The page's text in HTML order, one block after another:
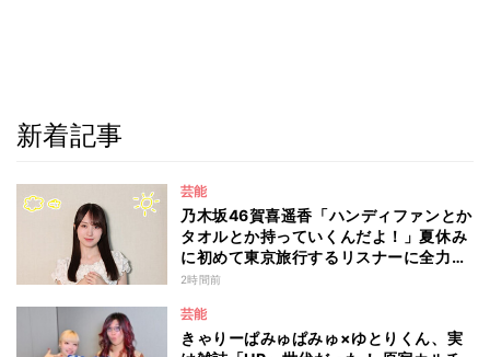
新着記事
芸能
乃木坂46賀喜遥香「ハンディファンとか
タオルとか持っていくんだよ！」夏休み
に初めて東京旅行するリスナーに全力ア
ドバイス！
2時間前
芸能
きゃりーぱみゅぱみゅ×ゆとりくん、実